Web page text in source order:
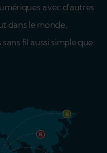
avec d'autres
dans le monde,
fil aussi simple que